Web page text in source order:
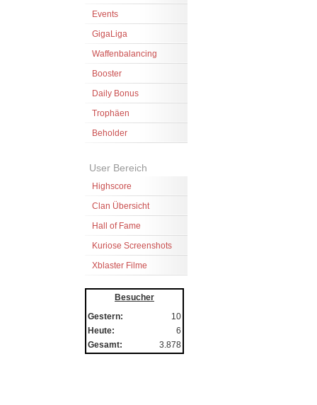
Events
GigaLiga
Waffenbalancing
Booster
Daily Bonus
Trophäen
Beholder
User Bereich
Highscore
Clan Übersicht
Hall of Fame
Kuriose Screenshots
Xblaster Filme
Besucher
Gestern:
10
Heute:
6
Gesamt:
3.878